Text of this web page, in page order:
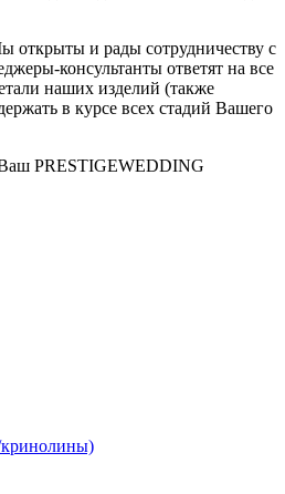
открыты и рады сотрудничеству с
консультанты ответят на все
наших изделий (также
в курсе всех стадий Вашего
PRESTIGEWEDDING